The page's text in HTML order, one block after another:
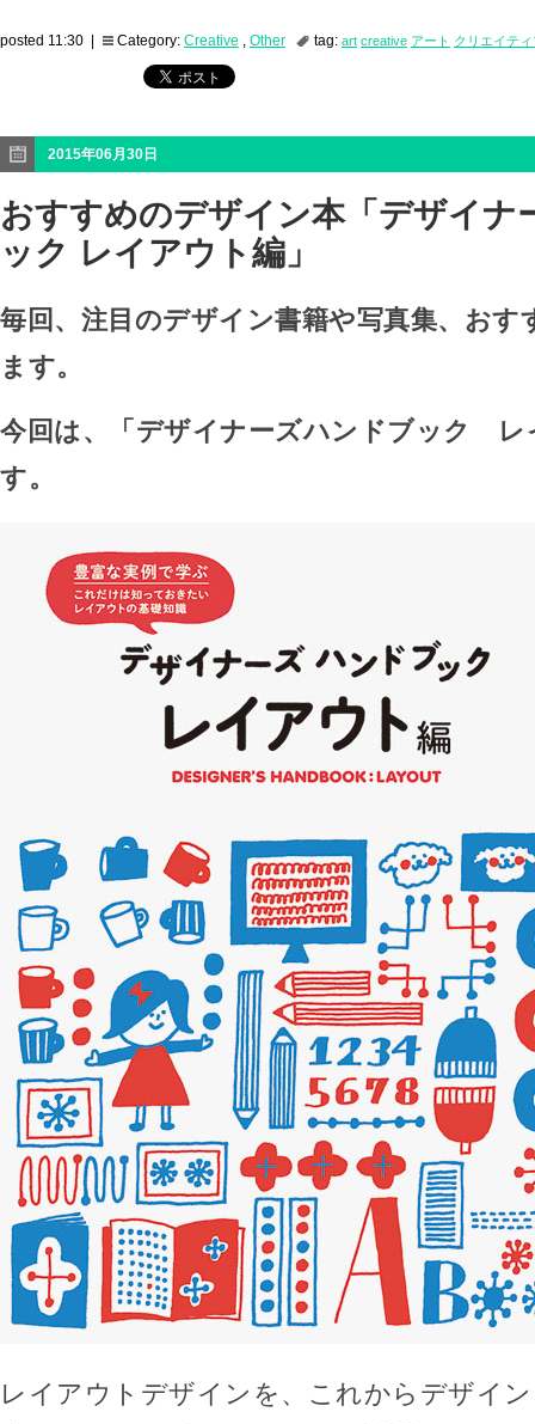
posted 11:30 | Category: Creative , Other tag: art creative アート クリエイティ
2015年06月30日
おすすめのデザイン本「デザイナ
ック レイアウト編」
毎回、注目のデザイン書籍や写真集、おす
ます。
今回は、「デザイナーズハンドブック レ
す。
レイアウトデザインを、これからデザイ